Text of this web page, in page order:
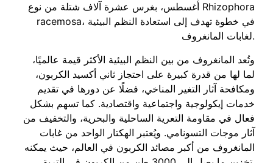
أغسطس، بغرس عشرة آلاف شتلة من نوع Rhizophora
racemosa، في خطوة تهدف إلى استعادة النظم البيئية
لغابات المانغروف.
وتُعد المانغروف من بين النظم البيئية الأكثر قيمة عالميًا،
لما لها من قدرة كبيرة على احتجاز ثاني أكسيد الكربون،
ومكافحة آثار التغير المناخي، فضلًا عن دورها في تقديم
خدمات إيكولوجية واجتماعية واقتصادية. كما تسهم بشكل
فعال في مقاومة التعرية الساحلية والبحرية، والتخفيف من
آثار موجات التسونامي. ويُعتبر الهكتار الواحد من غابات
المانغروف من أكبر مصائد الكربون في العالم، حيث يمكنه